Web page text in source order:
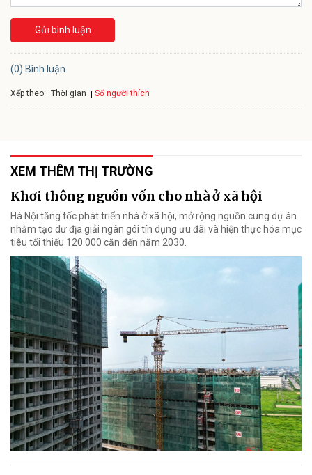
Gửi bình luận
(0) Bình luận
Xếp theo: Thời gian Số người thích
XEM THÊM THỊ TRƯỜNG
Khơi thông nguồn vốn cho nhà ở xã hội
Hà Nội tăng tốc phát triển nhà ở xã hội, mở rộng nguồn cung dự án
nhằm tạo dư địa giải ngân gói tín dụng ưu đãi và hiện thực hóa mục
tiêu tối thiểu 120.000 căn đến năm 2030.